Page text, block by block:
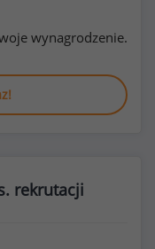
wynagrodzenie.
rekrutacji